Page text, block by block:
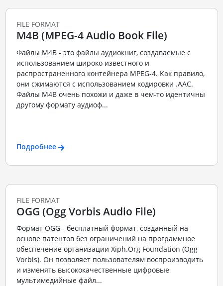
FILE FORMAT
M4B (MPEG-4 Audio Book File)
Файлы M4B - это файлы аудиокниг, создаваемые с
использованием широко известного и
распространенного контейнера MPEG-4. Как правило,
они сжимаются с использованием кодировки .AAC.
Файлы M4B очень похожи и даже в чем-то идентичны
другому формату аудиоф...
Подробнее
FILE FORMAT
OGG (Ogg Vorbis Audio File)
Формат OGG - бесплатный формат, созданный на
основе патентов без ограничений на программное
обеспечение организации Xiph.Org Foundation (Ogg
Vorbis). Он позволяет пользователям воспроизводить
и изменять высококачественные цифровые
мультимедийные файл...